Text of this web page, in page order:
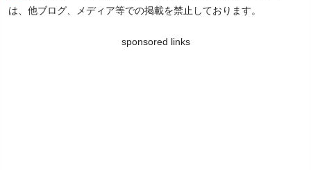
は、他ブログ、メディア等での掲載を禁止しております。
sponsored links